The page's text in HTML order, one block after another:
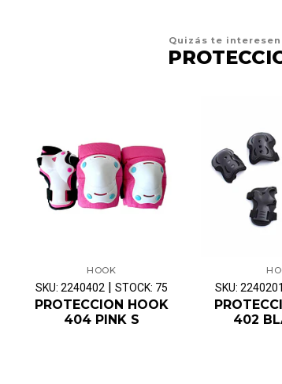
Quizás te
HOOK
SKU: 2240402 | STOCK: 75
PROTECCION HOOK
404 PINK S
SKU: 2240201
402